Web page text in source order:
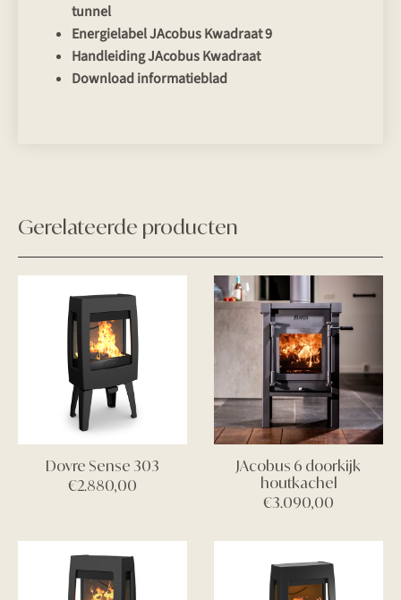
tunnel
Energielabel JAcobus Kwadraat 9
Handleiding JAcobus Kwadraat
Download informatieblad
Gerelateerde producten
Dovre Sense 303
€2.880,00
JAcobus 6 doorkijk
houtkachel
€3.090,00